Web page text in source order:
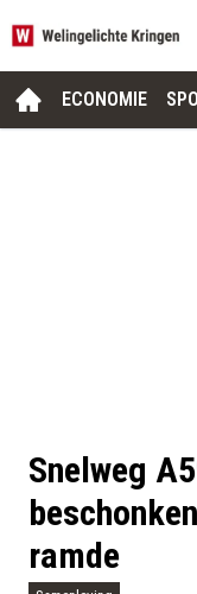
ECONOMIE
Snelweg
ramde